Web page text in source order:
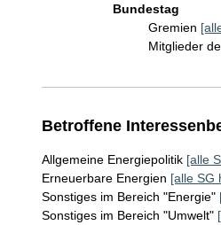
Bundestag
Gremien
Mitglieder
Betroffene
Allgemeine Energiepolitik [alle
Erneuerbare Energien [alle SG
Sonstiges im Bereich "Energie"
Sonstiges im Bereich "Umwelt"